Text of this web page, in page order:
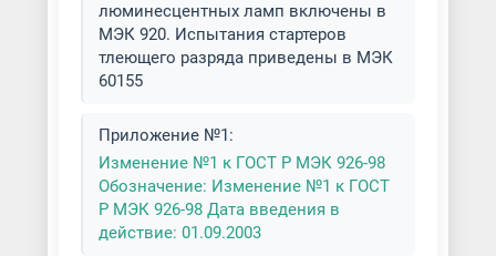
люминесцентных ламп включены в
МЭК 920. Испытания стартеров
тлеющего разряда приведены в МЭК
60155
Приложение №1:
Изменение №1 к ГОСТ Р МЭК 926-98
Обозначение: Изменение №1 к ГОСТ
Р МЭК 926-98 Дата введения в
действие: 01.09.2003